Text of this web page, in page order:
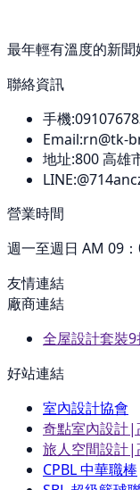
最年輕有溫度的新聞
聯絡資訊
手機:
Email:rn@tk-
地址:800高雄
LINE:
營業時間
週一至週日 AM 09
友情連結
廠商連結
全屋設計套裝9
好站連結
室內設計協會
奇點室內設計|
旅人空間設計|
CPBL 中華職棒